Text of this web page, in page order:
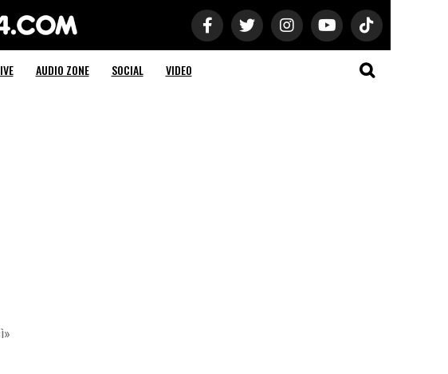
AUDIO ZONE SOCIAL VIDEO